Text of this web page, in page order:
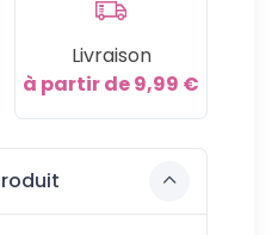
Livraison
à partir de 9,99 €